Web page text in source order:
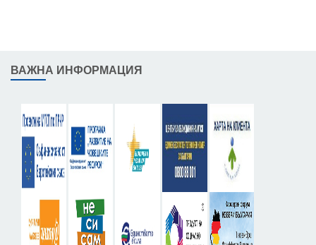
ВАЖНА ИНФОРМАЦИЯ